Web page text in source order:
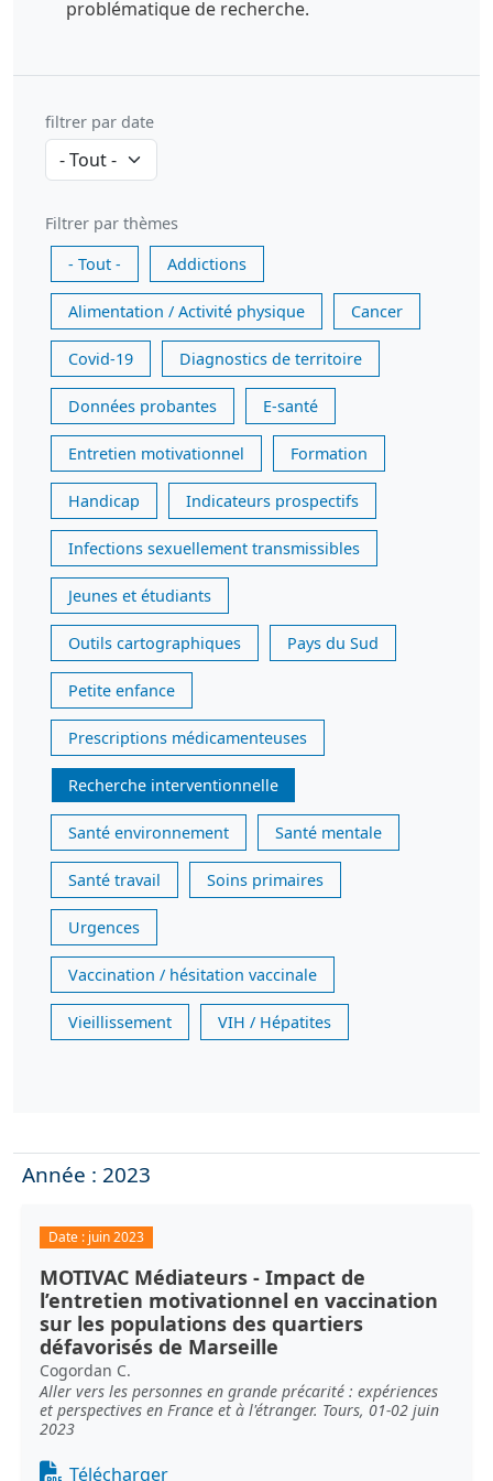
problématique de recherche.
filtrer par date
Filtrer par thèmes
- Tout -
Addictions
Alimentation / Activité physique Cancer
Covid-19 Diagnostics de territoire
Données probantes E-santé
Entretien motivationnel Formation
Handicap Indicateurs prospectifs
Infections sexuellement transmissibles
Jeunes et étudiants
Outils cartographiques Pays du Sud
Petite enfance
Prescriptions médicamenteuses
Recherche interventionnelle
Santé environnement Santé mentale
Santé travail Soins primaires
Urgences
Vaccination / hésitation vaccinale
Vieillissement VIH / Hépatites
Année : 2023
Date : juin 2023
MOTIVAC Médiateurs - Impact de
l’entretien motivationnel en vaccination
sur les populations des quartiers
défavorisés de Marseille
Cogordan C.
Aller vers les personnes en grande précarité : expériences
et perspectives en France et à l'étranger. Tours, 01-02 juin
2023
Document
Télécharger